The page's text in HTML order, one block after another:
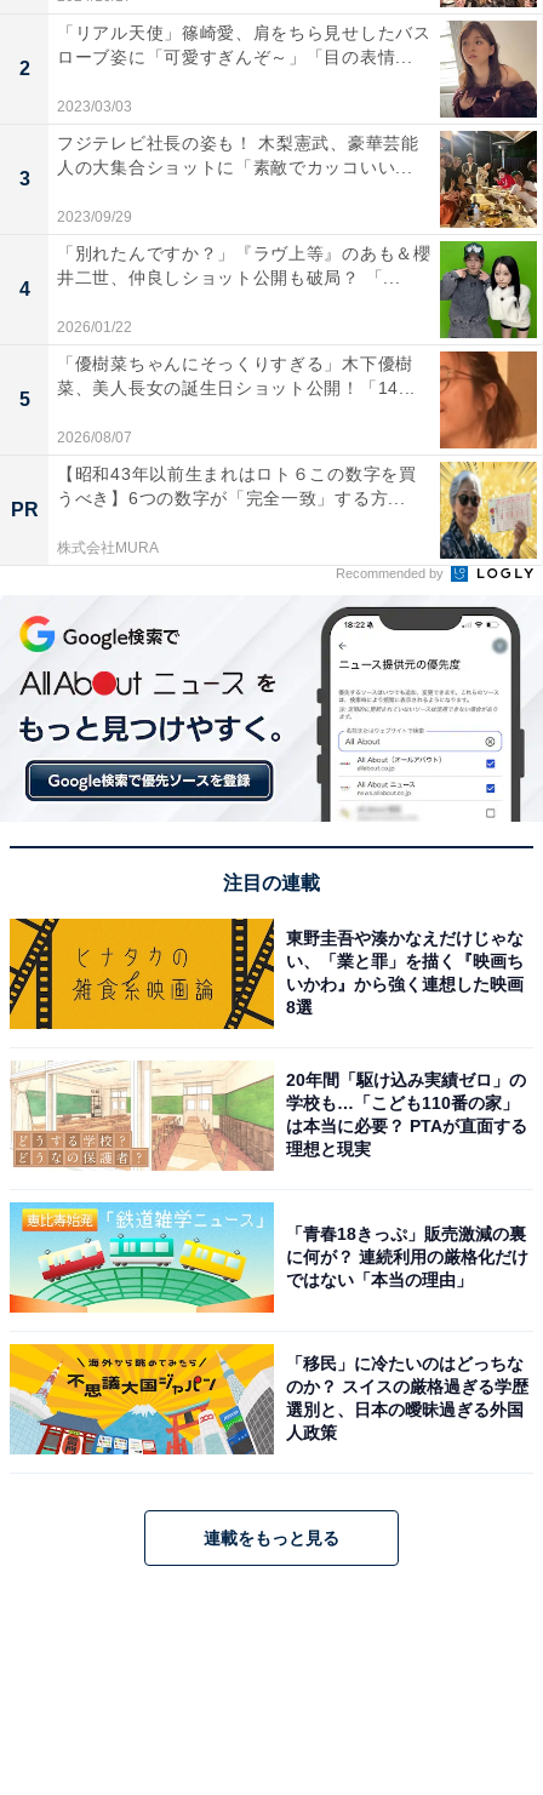
2
「リアル天使」篠崎愛、肩をちら見せしたバス
ローブ姿に「可愛すぎんぞ～」「目の表情...
2023/03/03
3
フジテレビ社長の姿も！ 木梨憲武、豪華芸能
人の大集合ショットに「素敵でカッコいい...
2023/09/29
4
「別れたんですか？」『ラヴ上等』のあも＆櫻
井二世、仲良しショット公開も破局？ 「...
2026/01/22
5
「優樹菜ちゃんにそっくりすぎる」木下優樹
菜、美人長女の誕生日ショット公開！「14...
2026/08/07
PR
【昭和43年以前生まれはロト６この数字を買
うべき】6つの数字が「完全一致」する方...
株式会社MURA
Recommended by
注目の連載
東野圭吾や湊かなえだけじゃな
い、「業と罪」を描く『映画ち
いかわ』から強く連想した映画
8選
20年間「駆け込み実績ゼロ」の
学校も…「こども110番の家」
は本当に必要？ PTAが直面する
理想と現実
「青春18きっぷ」販売激減の裏
に何が？ 連続利用の厳格化だけ
ではない「本当の理由」
「移民」に冷たいのはどっちな
のか？ スイスの厳格過ぎる学歴
選別と、日本の曖昧過ぎる外国
人政策
連載をもっと見る